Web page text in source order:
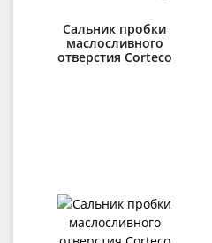
Сальник пробки
маслосливного
отверстия Corteco